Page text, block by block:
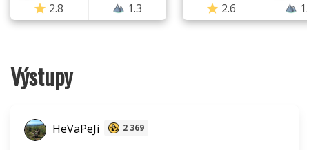
2.8
1.3
2.6
Výstupy
HeVaPeJi 2 369